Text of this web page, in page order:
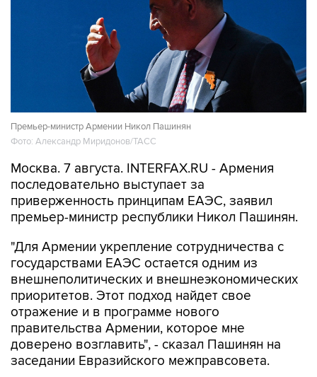
Премьер-министр Армении Никол Пашинян
Фото: Александр Миридонов/ТАСС
Москва. 7 августа. INTERFAX.RU - Армения
последовательно выступает за
приверженность принципам ЕАЭС, заявил
премьер-министр республики Никол Пашинян.
"Для Армении укрепление сотрудничества с
государствами ЕАЭС остается одним из
внешнеполитических и внешнеэкономических
приоритетов. Этот подход найдет свое
отражение и в программе нового
правительства Армении, которое мне
доверено возглавить", - сказал Пашинян на
заседании Евразийского межправсовета.